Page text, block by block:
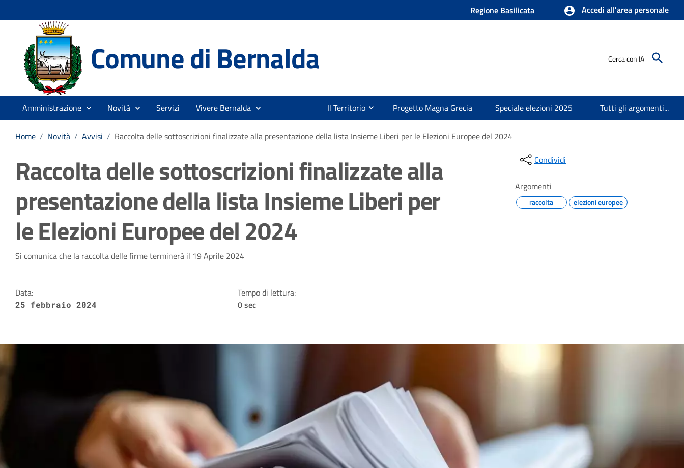
Regione Basilicata Accedi all'area personale
Comune di Bernalda Cerca con IA
Amministrazione Novità Servizi Vivere Bernalda Il Territorio Progetto Magna Grecia Speciale elezioni 2025 Tutti gli argomenti...
Home / Novità / Avvisi / Raccolta delle sottoscrizioni finalizzate alla presentazione della lista Insieme Liberi per le Elezioni Europee del 2024
Raccolta delle sottoscrizioni finalizzate alla
presentazione della lista Insieme Liberi per
le Elezioni Europee del 2024
Dettagli della notizia
Si comunica che la raccolta delle firme terminerà il 19 Aprile 2024
Data:
25 febbraio 2024
Tempo di lettura:
0 sec
Condividi
Argomenti
raccolta elezioni europee